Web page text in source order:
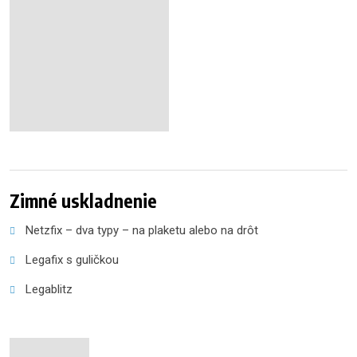
Zimné uskladnenie
Netzfix – dva typy – na plaketu alebo na drôt
Legafix s guličkou
Legablitz